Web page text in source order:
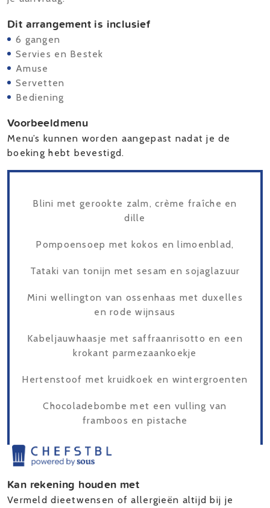
Dit arrangement is inclusief
6 gangen
Servies en Bestek
Amuse
Servetten
Bediening
Voorbeeldmenu
Menu’s kunnen worden aangepast nadat je de
boeking hebt bevestigd.
Blini met gerookte zalm, crème fraîche en
dille
Pompoensoep met kokos en limoenblad,
Tataki van tonijn met sesam en sojaglazuur
Mini wellington van ossenhaas met duxelles
en rode wijnsaus
Kabeljauwhaasje met saffraanrisotto en een
krokant parmezaankoekje
Hertenstoof met kruidkoek en wintergroenten
Chocoladebombe met een vulling van
framboos en pistache
Kan rekening houden met
Vermeld dieetwensen of allergieën altijd bij je